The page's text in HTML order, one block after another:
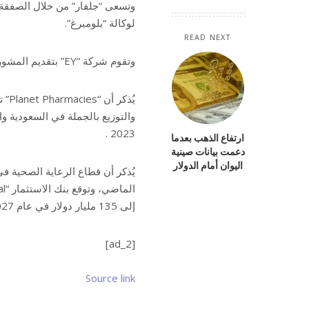
READ NEXT
ارتفاع الذهب بعدما
دعمت بيانات صينية
اليوان أمام الدولار
وتسعى “جلفار” من خلال
لوكالة “بلومبرغ”.
وتقوم شركة “EY” بتقديم المشورة بشأن عملية البيع.
2023 .
يُذكر أن قطاع الرعاية الصحية
إلى 135 مليار دولار في عام 2027.
[ad_2]
Source link